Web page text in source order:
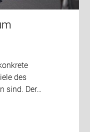
des
sind. Der…